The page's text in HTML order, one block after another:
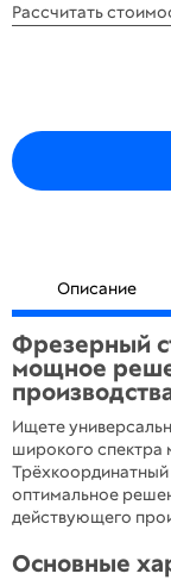
Рассчитать
Описание
Фрезерный
мощное
Ищете
широкого спектра
оптимальное
действующего
Основные